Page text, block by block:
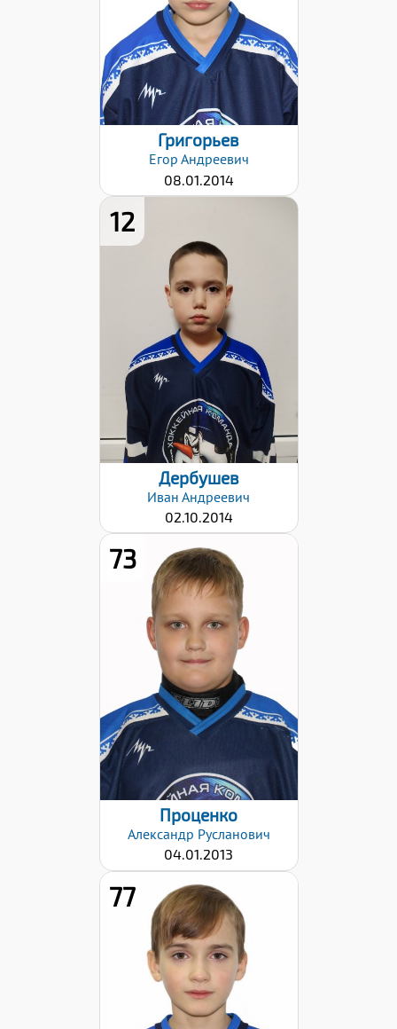
06.11.2023
Григорьев
Егор Андреевич
08.01.2014
12
Дата заявки:
06.11.2023
Дербушев
Иван Андреевич
02.10.2014
73
Дата заявки:
06.11.2023
Проценко
Александр Русланович
04.01.2013
77
Дата заявки:
06.11.2023